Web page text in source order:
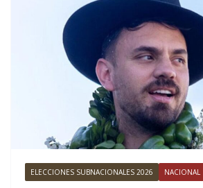
ELECCIONES SUBNACIONALES 2026 NACIONAL